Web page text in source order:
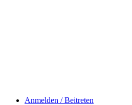
Anmelden / Beitreten